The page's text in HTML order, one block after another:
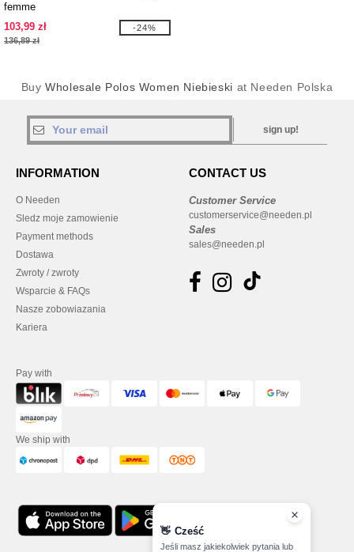
femme
103,99 zł
136,89 zł
-24%
BuyWholesale Polos Women Niebieski at Needen Polska
sign up!
INFORMATION
O Needen
Sledz moje zamowienie
Payment methods
Dostawa
Zwroty / zwroty
Wsparcie & FAQs
Nasze zobowiazania
Kariera
CONTACT US
Customer Service
customerservice@needen.pl
Sales
sales@needen.pl
Pay with
We ship with
👋 Cześć
Jeśli masz jakiekolwiek pytania lub